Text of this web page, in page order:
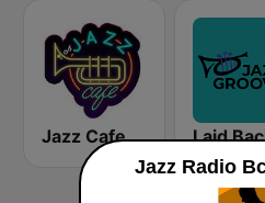
Jazz Cafe
Jazz Radio